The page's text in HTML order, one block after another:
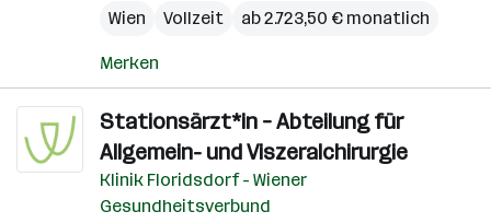
Wien
Vollzeit ab 2.723,50 € monatlich
Merken
Stationsärzt*in – Abteilung für
Allgemein- und Viszeralchirurgie
Klinik Floridsdorf - Wiener
Gesundheitsverbund